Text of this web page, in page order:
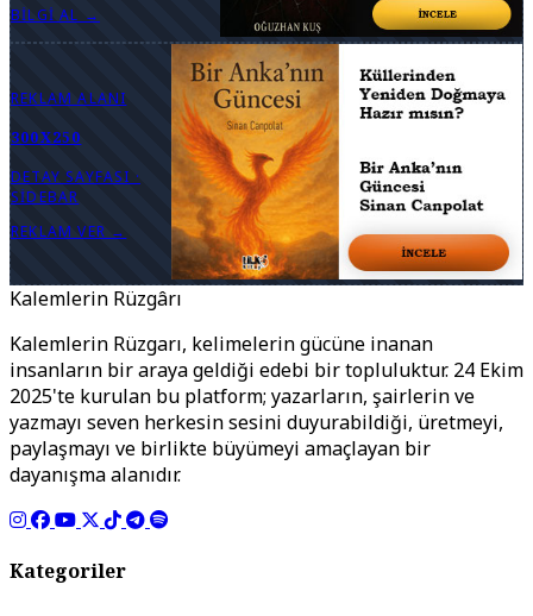
BILGI AL →
REKLAM ALANI
300X250
DETAY SAYFASI ·
SIDEBAR
REKLAM VER →
Kalemlerin Rüzgârı
Kalemlerin Rüzgarı, kelimelerin gücüne inanan
insanların bir araya geldiği edebi bir topluluktur. 24 Ekim
2025'te kurulan bu platform; yazarların, şairlerin ve
yazmayı seven herkesin sesini duyurabildiği, üretmeyi,
paylaşmayı ve birlikte büyümeyi amaçlayan bir
dayanışma alanıdır.
Kategoriler